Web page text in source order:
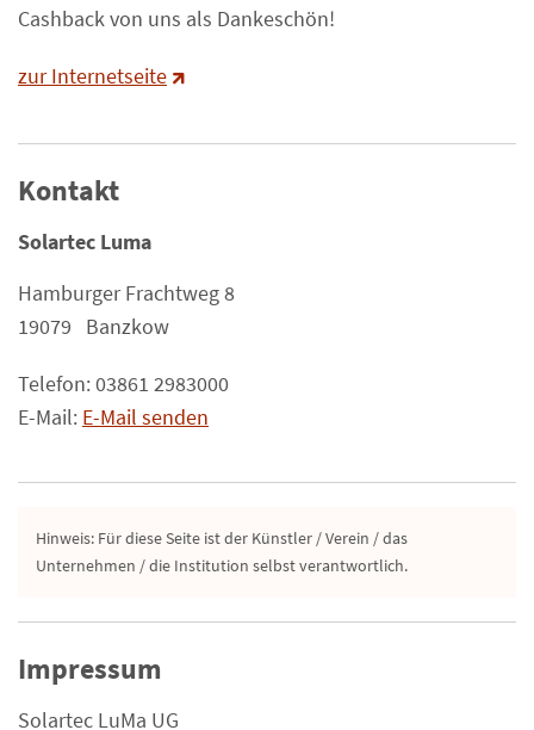
Cashback von uns als Dankeschön!
zur Internetseite
Kontakt
Solartec Luma
Hamburger Frachtweg 8
19079 Banzkow
Telefon: 03861 2983000
E-Mail: E-Mail senden
Hinweis: Für diese Seite ist der Künstler / Verein / das
Unternehmen / die Institution selbst verantwortlich.
Impressum
Solartec LuMa UG